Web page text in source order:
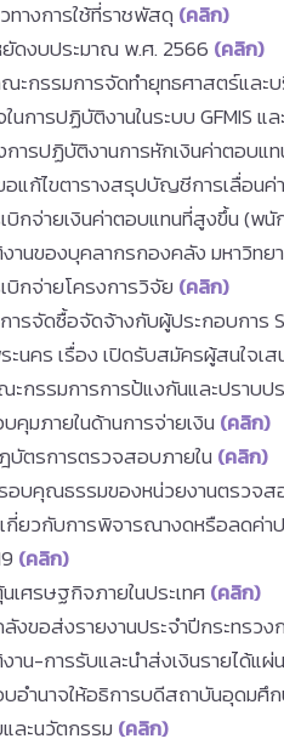
ทางการใช้ที่ราชพัสดุ (คลิก)
ดงบประมาณ พ.ศ. 2566 (คลิก)
กรรมการจัดทำยุทธศาสตร์และ
ในการปฏิบัติงานในระบบ GFMIS
ารปฏิบัติงานการหักเงินค่าตอบ
แก้ไขตารางสรุปบัญชีการเลื่อน
กจ่ายเงินค่าตอบแทนที่สูงขึ้น (พนั
นของบุคลากรกองคลัง มหาวิทย
กจ่ายโครงการวิจัย (คลิก)
ารจัดซื้อจัดจ้างกับผู้ประกอบการ
นคร เรื่อง เปิดรับสมัครผู้สนใจ
กรรมการการป้แงกันและปราบ
คุมภายในด้านการจ่ายเงิน (คลิก)
ตรการตรวจสอบภายใน (คลิก)
บคุณธรรมของหน่วยงานตรวจส
ยวกับการพิจารณางดหรือลดค่
(คลิก)
เศรษฐกิจภายในประเทศ(คลิก)
งขอส่งรายงานประจำปีกระทรว
น-การรับและนำส่งเงินรายได้แ
อำนาจให้อธิการบดีสถาบันอุดม
ละนวัตกรรม (คลิก)